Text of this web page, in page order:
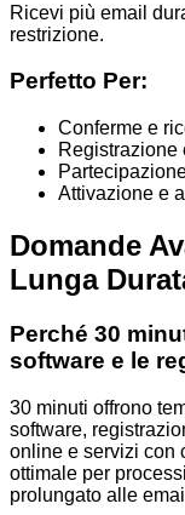
Ricevi più email
restrizione.
Perfetto Per:
Conferme e
Registrazione
Attivazione e
Domande
Lunga
Perché 30
software e le
30 minuti offrono
software,
online e servizi con
ottimale per
prolungato alle